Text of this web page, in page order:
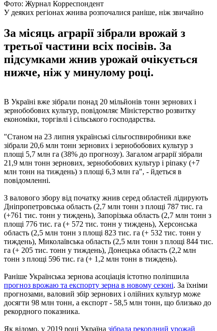
Фото: Журнал Корреспондент
У деяких регіонах жнива розпочалися раніше, ніж звичайно
За місяць аграрії зібрали врожай з
третьої частини всіх посівів. За
підсумками жнив урожай очікується
нижче, ніж у минулому році.
В Україні вже зібрали понад 20 мільйонів тонн зернових і
зернобобових культур, повідомляє Міністерство розвитку
економіки, торгівлі і сільського господарства.
"Станом на 23 липня українські сільгоспвиробники вже
зібрали 20,6 млн тонн зернових і зернобобових культур з
площі 5,7 млн ​​га (38% до прогнозу). Загалом аграрії зібрали
21,9 млн тонн зернових, зернобобових культур і ріпаку (+7
млн ​​тонн на тиждень) з площі 6,3 млн га", - йдеться в
повідомленні.
З валового збору від початку жнив серед областей лідирують
Дніпропетровська область (2,7 млн ​​тонн з площі 787 тис. га
(+761 тис. тонн у тиждень), Запорізька область (2,7 млн ​​тонн з
площі 776 тис. га (+ 572 тис. тонн у тиждень), Херсонська
область (2,5 млн тонн з площі 823 тис. га (+ 532 тис. тонн у
тиждень), Миколаївська область (2,5 млн тонн з площі 844 тис.
га (+ 205 тис. тонн у тиждень), Донецька область (2,2 млн
тонн з площі 596 тис. га (+ 1,2 млн тонн в тиждень).
Раніше Українська зернова асоціація істотно поліпшила
прогноз врожаю та експорту зерна в новому сезоні. За їхніми
прогнозами, валовий збір зернових і олійних культур може
досягти 98 млн тонн, а експорт - 58,5 млн тонн, що близько до
рекордного показника.
Як відомо, у 2019 році Україна зібрала рекордний урожай